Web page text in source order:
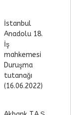
İstanbul
Anadolu 18.
İş
mahkemesi
Duruşma
tutanağı
(16.06.2022)